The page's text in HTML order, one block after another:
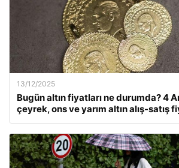
13/12/2025
Bugün altın fiyatları ne durumda? 4
çeyrek, ons ve yarım altın alış-satış